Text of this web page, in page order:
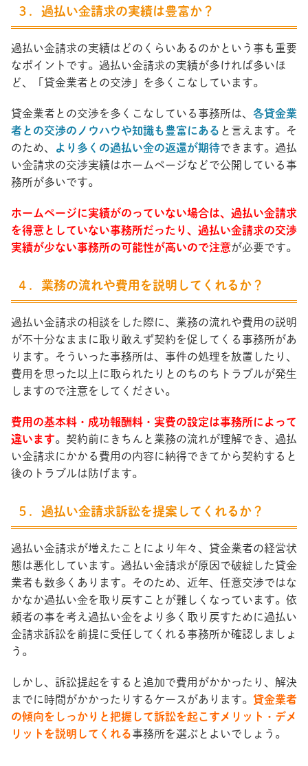
３．過払い金請求の実績は豊富か？
過払い金請求の実績はどのくらいあるのかという事も重要
なポイントです。過払い金請求の実績が多ければ多いほ
ど、「貸金業者との交渉」を多くこなしています。
貸金業者との交渉を多くこなしている事務所は、 各貸金業
者との交渉のノウハウや知識も豊富にある と言えます。そ
のため、
より多くの過払い金の返還が期待できます。過払
い金請求の交渉実績はホームページなどで公開している事
務所が多いです。
ホームページに実績がのっていない場合は、過払い金請求
を得意としていない事務所だったり、過払い金請求の交渉
実績が少ない事務所の可能性が高いので注意が必要です。
４．業務の流れや費用を説明してくれるか？
過払い金請求の相談をした際に、業務の流れや費用の説明
が不十分なままに取り敢えず契約を促してくる事務所があ
ります。そういった事務所は、事件の処理を放置したり、
費用を思った以上に取られたりとのちのちトラブルが発生
しますので注意をしてください。
費用の基本料・成功報酬料・実費の設定は事務所によって
違います。契約前にきちんと業務の流れが理解でき、過払
い金請求にかかる費用の内容に納得できてから契約すると
後のトラブルは防げます。
５．過払い金請求訴訟を提案してくれるか？
過払い金請求が増えたことにより年々、貸金業者の経営状
態は悪化しています。過払い金請求が原因で破綻した貸金
業者も数多くあります。そのため、近年、任意交渉ではな
かなか過払い金を取り戻すことが難しくなっています。依
頼者の事を考え過払い金をより多く取り戻すために過払い
金請求訴訟を前提に受任してくれる事務所か確認しましょ
う。
しかし、訴訟提起をすると追加で費用がかかったり、解決
までに時間がかかったりするケースがあります。 貸金業者
の傾向をしっかりと把握して訴訟を起こすメリット・デメ
リットを説明してくれる事務所を選ぶとよいでしょう。